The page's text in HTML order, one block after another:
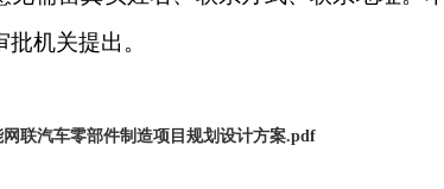
机关提出。
网联汽车零部件制造项目规划设计方案.pdf